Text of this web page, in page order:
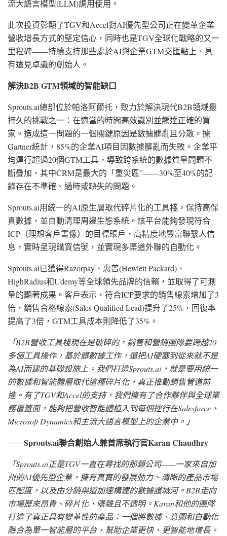
流大語言模型(LLM)調用使用。
此次投資彰顯了TGV和Accel對AI優先型公司正在變革企業
營收增長方式的堅定信心，同時也是TGV全球化戰略的又一
里程碑——持續支持那些處於AI與企業GTM交匯點上、具
有遠見卓識的創始人。
解決B2B GTM領域的智能缺口
Sprouts.ai總部位於帕洛阿爾托，致力於解決現代B2B領域最
持久的挑戰之一：在適當的時間高效識別並觸達正確的買
家。造成這一問題的一個關鍵原因是數據髒亂且分散。據
Gartner統計，85%的企業AI項目因數據髒亂而失敗。企業平
均運行超過20個GTM工具，導致跨系統的數據質量問題不
斷疊加，其中CRM是最大的 「重災區”——30%至40%的記
錄存在不準確、過時或缺失的問題。
Sprouts.ai用統一的AI原生層取代碎片化的工具棧，保持高保
真數據，並自動清理周邊生態系統。該平台能夠發現符合
ICP（理想客戶畫像）的目標賬戶，高精度地豐富聯繫人信
息，實時呈現購買信號，並實現多渠道外聯的自動化。
Sprouts.ai已獲得Razorpay、惠普(Hewlett Packard)、
HighRadius和Udemy等全球領先品牌的信賴，並取得了可測
量的顯著成果。客戶表示，符合ICP要求的銷售線索增加了3
倍，銷售合格線索(Sales Qualified Lead)提升了25%，回復率
提高了3倍，GTM工具成本則降低了35%。
「B2B營收工具棧現在是破碎的。銷售和營銷團隊要跨越20
多個工具操作，基於髒數據工作，還把AI硬塞到從來就不是
為AI而建的基礎設施上。我們打造Sprouts.ai，就是要用統一
的數據和智能體層取代這種碎片化，真正推動銷售管道前
進。有了TGV和Accel的支持，我們擁有了合作夥伴與全球業
務覆蓋面，能夠把營收智能體植入到每個運行在Salesforce、
Microsoft Dynamics和主流大語言模型上的企業中。 」
——Sprouts.ai聯合創始人兼首席執行官Karan Chaudhry
「Sprouts.ai正是TGV一直在尋找的那類公司——一家來自加
州的AI優先型企業，擁有真實的發展動力、清晰的產品市場
匹配度，以及由分銷渠道加速構建的數據護城河。B2B走向
市場歷來昂貴、碎片化、嘈雜且不透明。Karan和他的團隊
打造了真正具有變革性的產品：一個將數據、意圖和自動化
融合為單一智能層的平台，幫助企業更快、更智能地增長。